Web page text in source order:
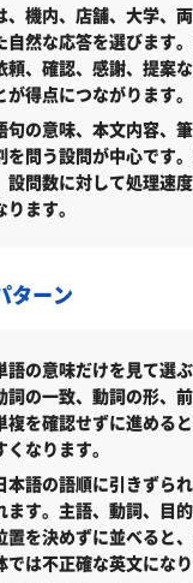
機内、店舗、大学、両
自然な応答を選びます
頼、確認、感謝、提案
得点につながります。
の意味、本文内容、筆
を問う設問が中心です
設問数に対して処理速
ます。
ターン
語の意味だけを見て選
詞の一致、動詞の形、
複を確認せずに進める
なります。
本語の語順に引きずら
す。主語、動詞、目的
置を決めずに並べると
は不正確な英文になり